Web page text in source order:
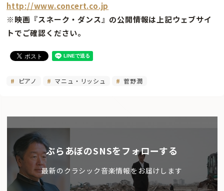
http://www.concert.co.jp
※映画『スネーク・ダンス』の公開情報は上記ウェブサイ
トでご確認ください。
ピアノ マニュ・リッシュ 菅野潤
ぶらあぼのSNSをフォローする
最新のクラシック音楽情報をお届けします